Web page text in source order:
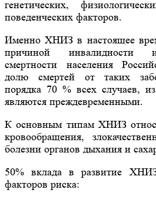
генетических,
поведенческих факторов.
Именно ХНИЗ в настоящее
причиной инвалидности
смертности населения
долю смертей от таких
порядка 70 % всех случаев,
являются преждевременными.
К основным типам ХНИЗ
кровообращения,
болезни органов дыхания и
50% вклада в развитие
факторов риска: